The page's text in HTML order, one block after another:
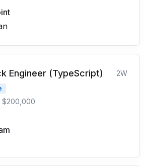
Engineer (TypeScript) 2W
$200,000